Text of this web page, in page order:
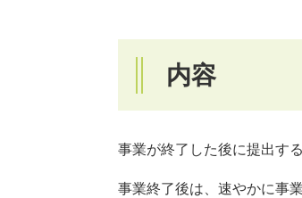
内容
事業が終了した後に提出す
事業終了後は、速やかに事